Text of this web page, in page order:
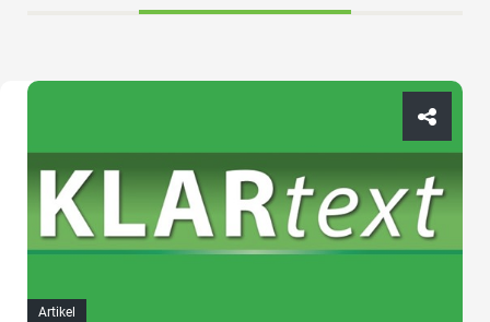
Artikel